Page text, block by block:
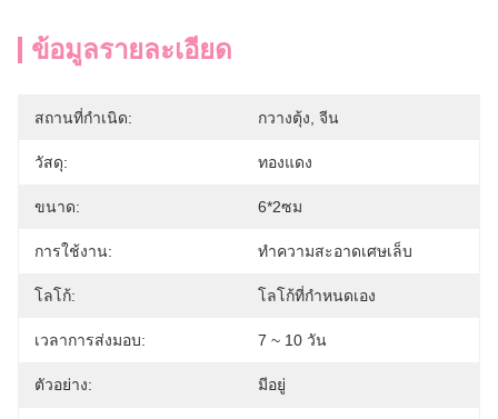
ข้อมูลรายละเอียด
สถานที่กำเนิด: กวางตุ้ง, จีน
วัสดุ: ทองแดง
ขนาด: 6*2ซม
การใช้งาน: ทำความสะอาดเศษเล็บ
โลโก้: โลโก้ที่กำหนดเอง
เวลาการส่งมอบ: 7 ~ 10 วัน
ตัวอย่าง: มีอยู่